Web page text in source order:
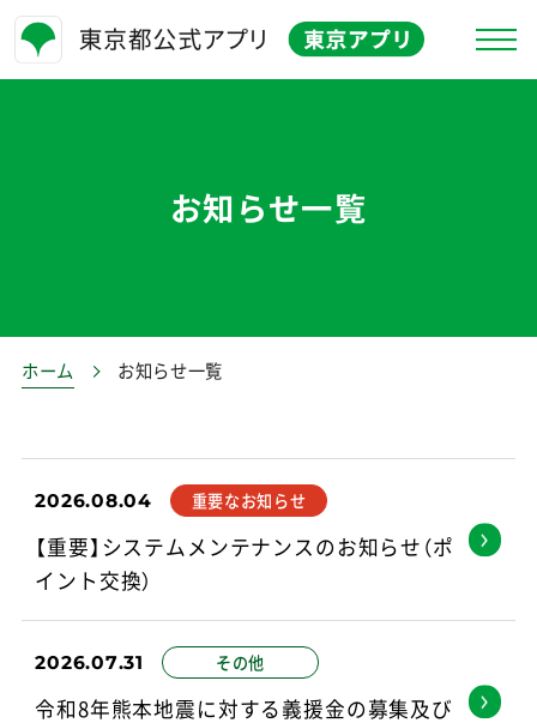
東京アプリとは
特徴
生活応援事業
ダウンロードはこちら
お知らせ一覧
ホーム お知らせ一覧
2026.08.04 重要なお知らせ
【重要】システムメンテナンスのお知らせ（ポ
イント交換）
2026.07.31 その他
令和8年熊本地震に対する義援金の募集及び